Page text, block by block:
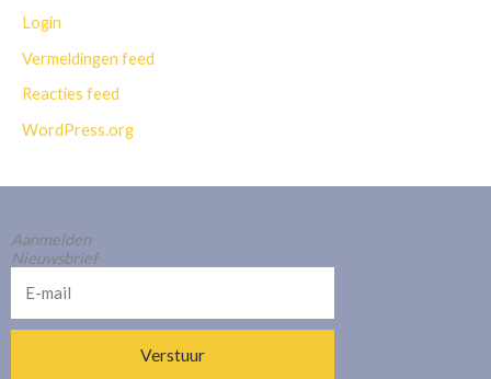
Login
Vermeldingen feed
Reacties feed
WordPress.org
Aanmelden
Nieuwsbrief
mail
Verstuur